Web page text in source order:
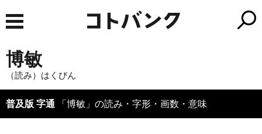
博敏
（読み）はくびん
普及版 字通 「博敏」の読み・字形・画数・意味